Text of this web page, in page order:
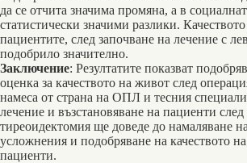
да се отчита значима промяна, а в
статистически значими разлики.
пациентите, след започване на лечение с
подобрило значително.
Заключение: Резултатите показват
оценка за качеството на живот след
намеса от страна на ОПЛ и тесния
лечение и възстановяване на пациенти след
тиреоидектомия ще доведе до намаляване
усложнения и подобряване на качеството
пациенти.